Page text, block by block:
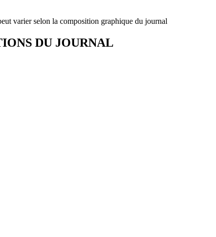
varier selon la composition graphique du journal
DU JOURNAL